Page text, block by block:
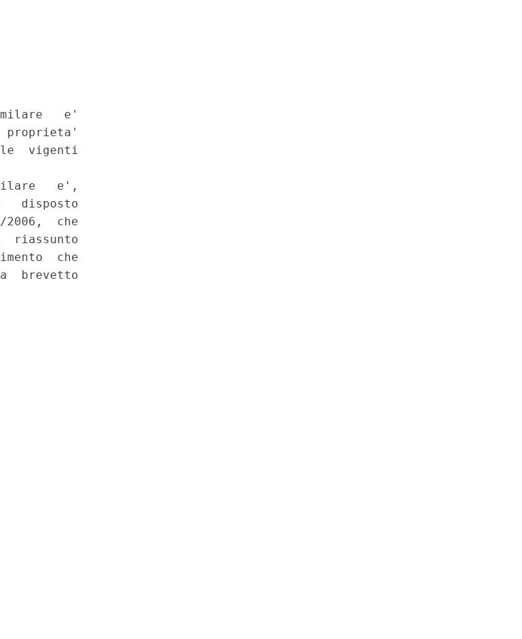
e'
vigenti
e',
disposto
che
riassunto
che
brevetto